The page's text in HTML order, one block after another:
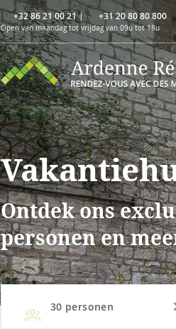
+32 86 21 00 21| +31 20 80 80 800
Open van maandag tot vrijdag van 09u tot 18u
Ontdek ons
personen en
30 personen